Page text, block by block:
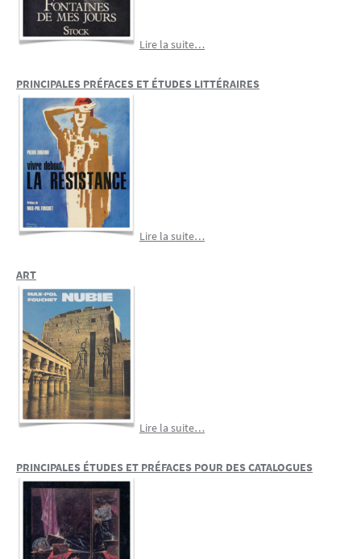
Lire la suite…
PRINCIPALES PRÉFACES ET ÉTUDES LITTÉRAIRES
Lire la suite…
ART
Lire la suite…
PRINCIPALES ÉTUDES ET PRÉFACES POUR DES CATALOGUES